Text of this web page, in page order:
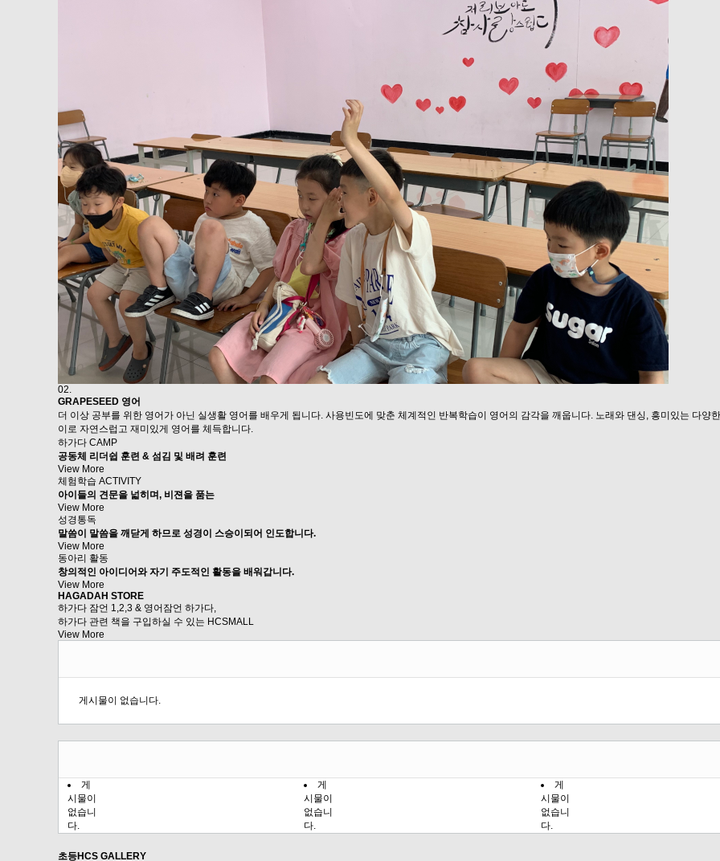
02.
GRAPESEED 영어
더 이상 공부를 위한 영어가 아닌 실생활 영어를 배우게 됩니다. 사용빈도에 맞춘 체계적인 반복학습이 영어의 감각을 깨웁니다. 노래와 댄싱, 흥미있는 다양
이로 자연스럽고 재미있게 영어를 체득합니다.
하가다 CAMP
공동체 리더쉽 훈련 & 섬김 및 배려 훈련
View More
체험학습 ACTIVITY
아이들의 견문을 넓히며, 비젼을 품는
View More
성경통독
말씀이 말씀을 깨닫게 하므로 성경이 스승이되어 인도합니다.
View More
동아리 활동
창의적인 아이디어와 자기 주도적인 활동을 배워갑니다.
View More
HAGADAH STORE
하가다 잠언 1,2,3 & 영어잠언 하가다,
하가다 관련 책을 구입하실 수 있는 HCSMALL
View More
게시물이 없습니다.
게
시물이
없습니
다.
게
시물이
없습니
다.
게
시물이
없습니
다.
초등HCS GALLERY